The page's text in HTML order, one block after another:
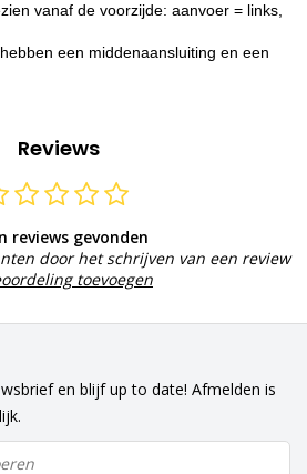
vanaf de voorzijde: aanvoer = links,
een middenaansluiting en een
Reviews
reviews gevonden
door het schrijven van een review
toevoegen
en blijf up to date! Afmelden is